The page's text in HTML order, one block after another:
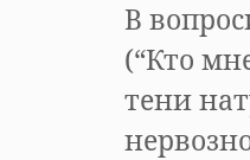
В
(“Кто
тени